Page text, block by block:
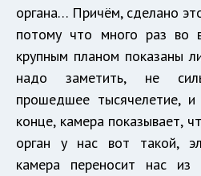
органа… Причём, сделано
потому что много раз во
крупным планом показаны
надо заметить, не
прошедшее тысячелетие,
конце, камера показывает,
орган у нас вот такой,
камера переносит нас из